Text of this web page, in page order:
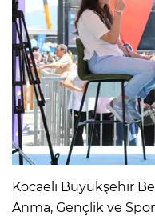
Kocaeli Büyükşehir
Anma, Gençlik ve